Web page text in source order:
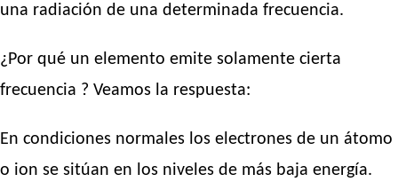
una radiación de una determinada frecuencia.
¿Por qué un elemento emite solamente cierta
frecuencia ? Veamos la respuesta:
En condiciones normales los electrones de un átomo
o ion se sitúan en los niveles de más baja energía.